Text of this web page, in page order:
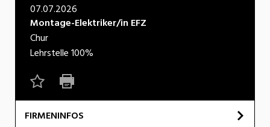
Natur
Verkehr/Logistik
Wirtschaft/Verwaltung
07.07.2026
Montage-Elektriker/in EFZ
Chur
Lehrstelle100%
FIRMENINFOS